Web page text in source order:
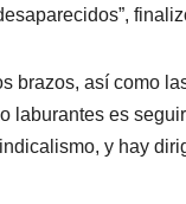
brazos, así como
laburantes es
y hay